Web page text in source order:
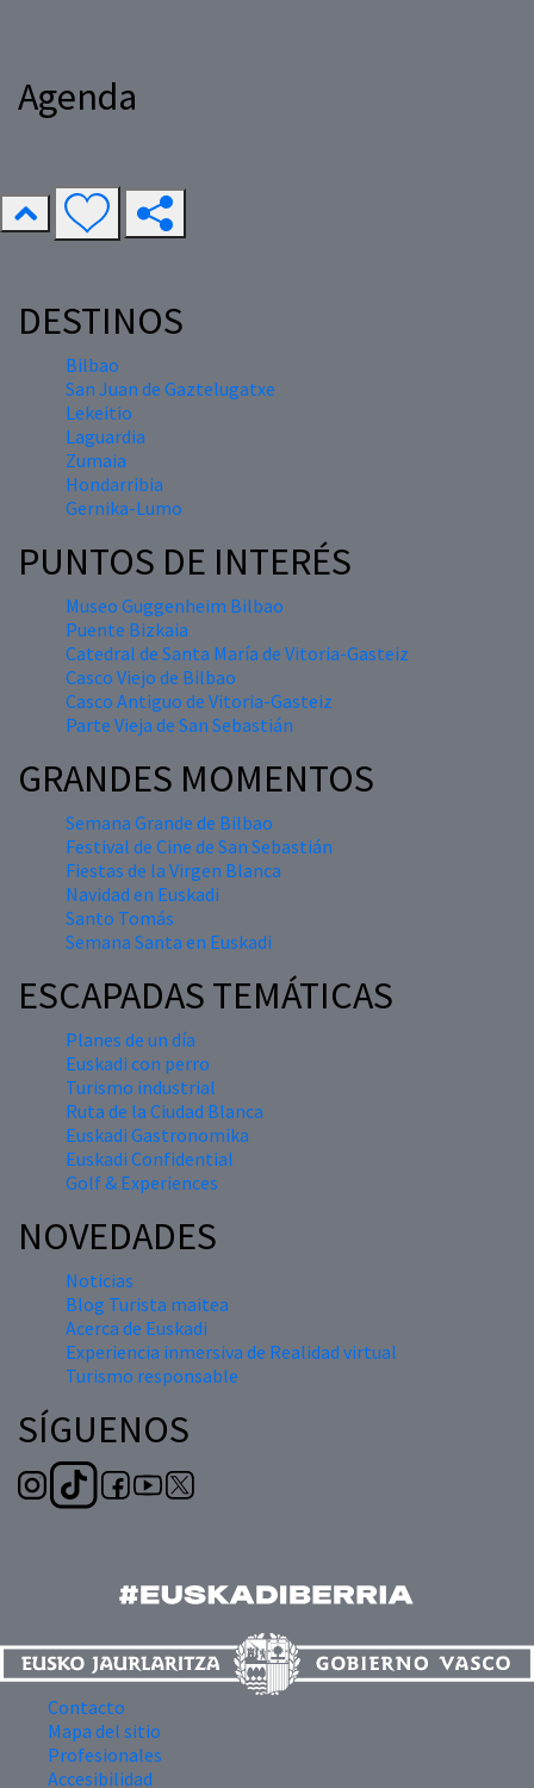
Agenda
DESTINOS
Bilbao
San Juan de Gaztelugatxe
Lekeitio
Laguardia
Zumaia
Hondarribia
Gernika-Lumo
PUNTOS DE INTERÉS
Museo Guggenheim Bilbao
Puente Bizkaia
Catedral de Santa María de Vitoria-Gasteiz
Casco Viejo de Bilbao
Casco Antiguo de Vitoria-Gasteiz
Parte Vieja de San Sebastián
GRANDES MOMENTOS
Semana Grande de Bilbao
Festival de Cine de San Sebastián
Fiestas de la Virgen Blanca
Navidad en Euskadi
Santo Tomás
Semana Santa en Euskadi
ESCAPADAS TEMÁTICAS
Planes de un día
Euskadi con perro
Turismo industrial
Ruta de la Ciudad Blanca
Euskadi Gastronomika
Euskadi Confidential
Golf & Experiences
NOVEDADES
Noticias
Blog Turista maitea
Acerca de Euskadi
Experiencia inmersiva de Realidad virtual
Turismo responsable
SÍGUENOS
Contacto
Mapa del sitio
Profesionales
Accesibilidad